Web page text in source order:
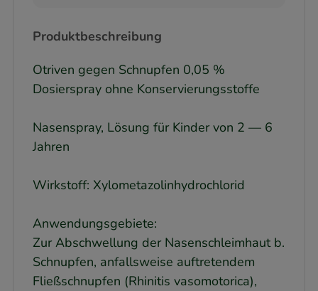
Produktbeschreibung
Otriven gegen Schnupfen 0,05 %
Dosierspray ohne Konservierungsstoffe
Nasenspray, Lösung für Kinder von 2 — 6
Jahren
Wirkstoff: Xylometazolinhydrochlorid
Anwendungsgebiete:
Zur Abschwellung der Nasenschleimhaut b.
Schnupfen, anfallsweise auftretendem
Fließschnupfen (Rhinitis vasomotorica),